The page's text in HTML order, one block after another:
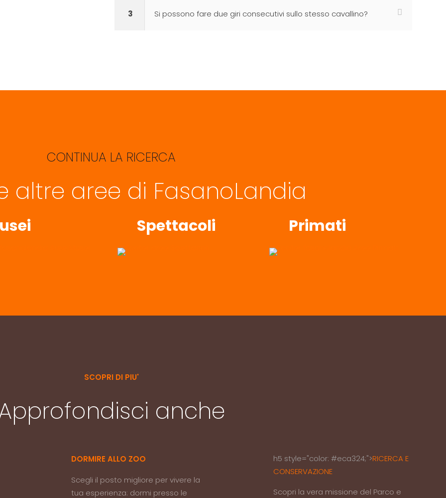
3 Si possono fare due giri consecutivi sullo stesso cavallino?
CONTINUA LA RICERCA
altre aree di FasanoLandia
Spettacoli Primati
SCOPRI DI PIU'
anche
DORMIRE ALLO ZOO
Scegli il posto migliore per vivere la
tua esperienza: dormi presso le
h5 style="color: #eca324;">RICERCA E
CONSERVAZIONE
Scopri la vera missione del Parco e